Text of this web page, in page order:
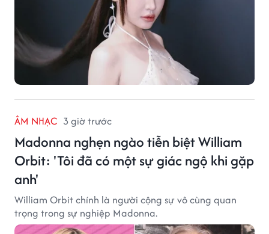
ÂM NHẠC 3 giờ trước
Madonna nghẹn ngào tiễn biệt William
Orbit: 'Tôi đã có một sự giác ngộ khi gặp
anh'
William Orbit chính là người cộng sự vô cùng quan
trọng trong sự nghiệp Madonna.